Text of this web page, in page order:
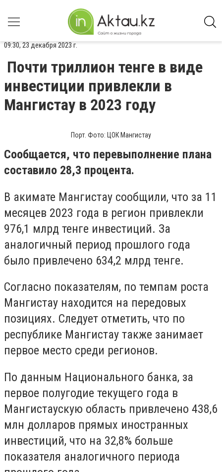
09:30, 23 декабря 2023 г.
Почти триллион тенге в виде
инвестиции привлекли в
Мангистау в 2023 году
Порт. Фото: ЦОК Мангистау
Сообщается, что перевыполнение плана
составило 28,3 процента.
В акимате Мангистау сообщили, что за 11
месяцев 2023 года в регион привлекли
976,1 млрд тенге инвестиций. За
аналогичный период прошлого года
было привлечено 634,2 млрд тенге.
Согласно показателям, по темпам роста
Мангистау находится на передовых
позициях. Следует отметить, что по
республике Мангистау также занимает
первое место среди регионов.
По данным Национального банка, за
первое полугодие текущего года в
Мангистаускую область привлечено 438,6
млн долларов прямых иностранных
инвестиций, что на 32,8% больше
показателя аналогичного периода